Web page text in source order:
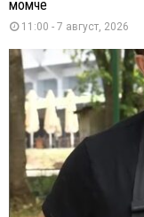
момче
11:00 - 7 август, 2026